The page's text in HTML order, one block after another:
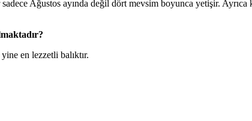
Ağustos ayında değil dört mevsim boyunca yetişir.
en lezzetli balıktır.